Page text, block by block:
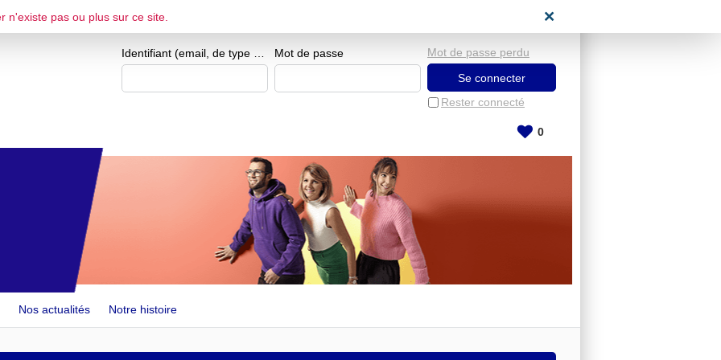
ESPACE CANDIDAT
Mot de passe
Rester connecté
Mot de passe perdu
0
Nos actualités Notre histoire
n'existe pas ou plus sur ce site.